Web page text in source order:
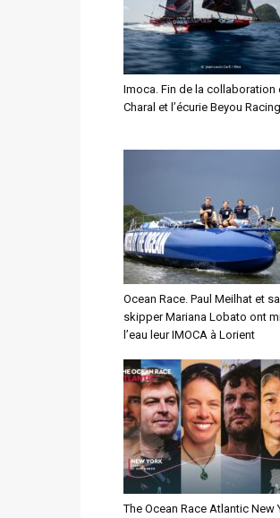
Imoca. Fin de la collaboration
Charal et l’écurie Beyou Racing
Ocean Race. Paul Meilhat et
skipper Mariana Lobato ont
l’eau leur IMOCA à Lorient
The Ocean Race Atlantic New